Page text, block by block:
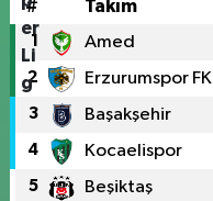
# Takım
1 Amed
2 Erzurumspor FK
3 Başakşehir
4 Kocaelispor
5 Beşiktaş